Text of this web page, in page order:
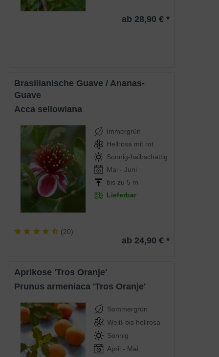
ab 28,90 € *
Brasilianische Guave / Ananas-
Guave
Acca sellowiana
Immergrün
Hellrosa mit rot
Sonnig-halbschattig
Mai - Juni
bis zu 5 m
Lieferbar
(20)
ab 24,90 € *
Aprikose 'Tros Oranje'
Prunus armeniaca 'Tros Oranje'
Sommergrün
Weiß bis hellrosa
Sonnig
April - Mai